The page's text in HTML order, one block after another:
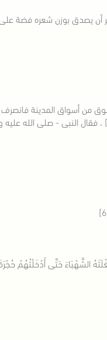
أن يصدق بوزن شعره فضة
من أسواق المدينة
لكع - ثلاثا - ادع الحسن بن على » . فقام الحسن بن على يمشى وفى عنقه
الشَّهْبَاءَ حَتَّى أَدْخَلْتُهُمْ